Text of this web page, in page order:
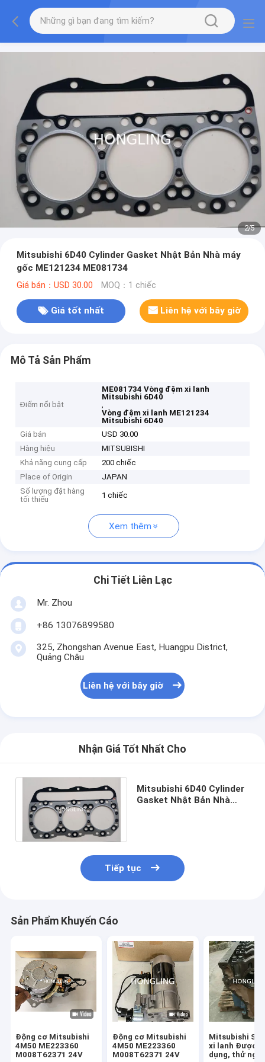
2/5
Mitsubishi 6D40 Cylinder Gasket Nhật Bản Nhà máy
gốc ME121234 ME081734
Giá bán：USD 30.00 MOQ：1 chiếc
Giá tốt nhất Liên hệ với bây giờ
Mô Tả Sản Phẩm
Điểm nổi bật
ME081734 Vòng đệm xi lanh
Mitsubishi 6D40
,
Vòng đệm xi lanh ME121234
Mitsubishi 6D40
Giá bán
USD 30.00
Hàng hiệu
MITSUBISHI
Khả năng cung cấp
200 chiếc
Place of Origin
JAPAN
Số lượng đặt hàng
tối thiểu
1 chiếc
Xem thêm
Chi Tiết Liên Lạc
Mr. Zhou
+86 13076899580
325, Zhongshan Avenue East, Huangpu District,
Quảng Châu
Liên hệ với bây giờ
Nhận Giá Tốt Nhất Cho
Mitsubishi 6D40 Cylinder
Gasket Nhật Bản Nhà
Tiếp tục
Sản Phẩm Khuyến Cáo
Động cơ Mitsubishi
4M50 ME223360
M008T62371 24V
Động cơ Mitsubishi
4M50 ME223360
M008T62371 24V
Mitsubishi
xi lanh Được
dụng, thử